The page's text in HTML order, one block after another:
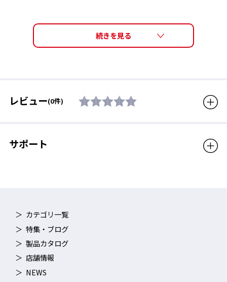
レンズ2つとパーツの3点セット販売ページはこちら
に度数の見え方を確認していただくことをおすすめいたします。
度数の弱いものから順次取りかえて見え方をご
レビュー(0件)
サポート
カテゴリ一覧
特集・ブログ
製品カタログ
店舗情報
NEWS